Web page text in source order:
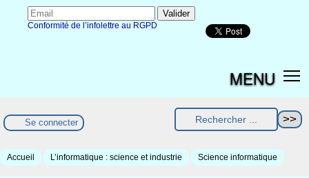
Conformité de l’infolettre au RGPD
MENU
Se connecter
Accueil L’informatique : science et industrie Science informatique